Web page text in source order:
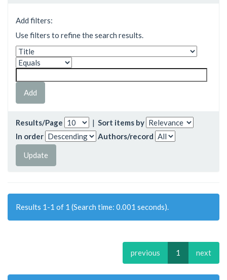
Add filters:
Use filters to refine the search results.
Results/Page | Sort items by
In order
Authors/record
Results 1-1 of 1 (Search time: 0.001 seconds).
previous 1 next